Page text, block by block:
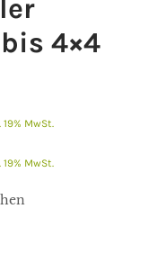
4×4
MwSt.
MwSt.